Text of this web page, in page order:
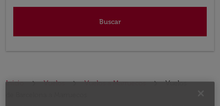
Buscar
Inicio Vuelos Vuelos a Marruecos
Vuelos